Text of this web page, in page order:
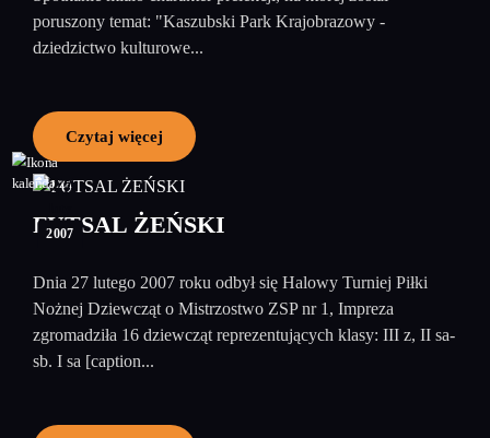
poruszony temat: "Kaszubski Park Krajobrazowy -
dziedzictwo kulturowe...
Czytaj więcej
27
2007
FUTSAL ŻEŃSKI
Dnia 27 lutego 2007 roku odbył się Halowy Turniej Piłki
Nożnej Dziewcząt o Mistrzostwo ZSP nr 1, Impreza
zgromadziła 16 dziewcząt reprezentujących klasy: III z, II sa-
sb. I sa [caption...